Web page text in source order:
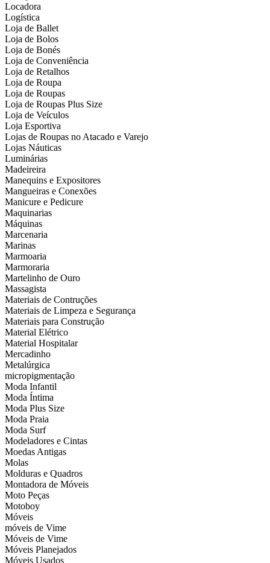
Locadora
Logística
Loja de Ballet
Loja de Bolos
Loja de Bonés
Loja de Conveniência
Loja de Retalhos
Loja de Roupa
Loja de Roupas
Loja de Roupas Plus Size
Loja de Veículos
Loja Esportiva
Lojas de Roupas no Atacado e Varejo
Lojas Náuticas
Luminárias
Madeireira
Manequins e Expositores
Mangueiras e Conexões
Manicure e Pedicure
Maquinarias
Máquinas
Marcenaria
Marinas
Marmoaria
Marmoraria
Martelinho de Ouro
Massagista
Materiais de Contruções
Materiais de Limpeza e Segurança
Materiais para Construção
Material Elétrico
Material Hospitalar
Mercadinho
Metalúrgica
micropigmentação
Moda Infantil
Moda Íntima
Moda Plus Size
Moda Praia
Moda Surf
Modeladores e Cintas
Moedas Antigas
Molas
Molduras e Quadros
Montadora de Móveis
Moto Peças
Motoboy
Móveis
móveis de Vime
Móveis de Vime
Móveis Planejados
Móveis Usados